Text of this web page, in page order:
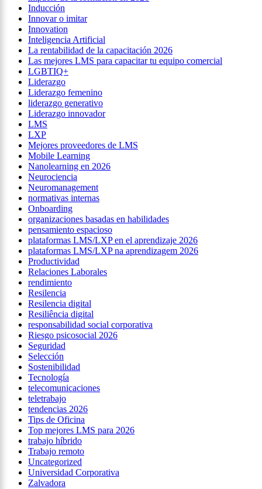
Inducción
Innovar o imitar
Innovation
Inteligencia Artificial
La rentabilidad de la capacitación 2026
Las mejores LMS para capacitar tu equipo comercial
LGBTIQ+
Liderazgo
Liderazgo femenino
liderazgo generativo
Liderazgo innovador
LMS
LXP
Mejores proveedores de LMS
Mobile Learning
Nanolearning en 2026
Neurociencia
Neuromanagement
normativas internas
Onboarding
organizaciones basadas en habilidades
pensamiento espacioso
plataformas LMS/LXP en el aprendizaje 2026
plataformas LMS/LXP na aprendizagem 2026
Productividad
Relaciones Laborales
rendimiento
Resilencia
Resilencia digital
Resiliência digital
responsabilidad social corporativa
Riesgo psicosocial 2026
Seguridad
Selección
Sostenibilidad
Tecnología
telecomunicaciones
teletrabajo
tendencias 2026
Tips de Oficina
Top mejores LMS para 2026
trabajo híbrido
Trabajo remoto
Uncategorized
Universidad Corporativa
Zalvadora